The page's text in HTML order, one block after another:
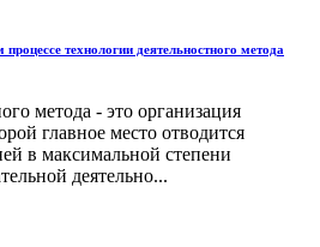
технологии деятельностного метода
метода - это организация
главное место отводится
в максимальной степени
деятельно...